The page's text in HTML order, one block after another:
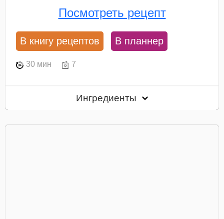
Посмотреть рецепт
В книгу рецептов В планнер
30 мин 7
Ингредиенты